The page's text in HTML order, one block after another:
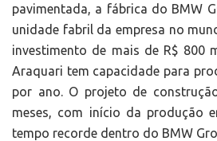
pavimentada, a fábrica do BMW
unidade fabril da empresa no
investimento de mais de R$ 800
Araquari tem capacidade para
por ano. O projeto de
meses, com início da produção
tempo recorde dentro do BMW